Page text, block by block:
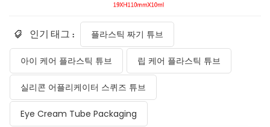
인기 태그 : 플라스틱 짜기 튜브
아이 케어 플라스틱 튜브 립 케어 플라스틱 튜브
실리콘 어플리케이터 스퀴즈 튜브
Eye Cream Tube Packaging